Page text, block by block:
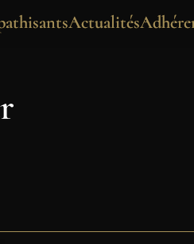
Actualités